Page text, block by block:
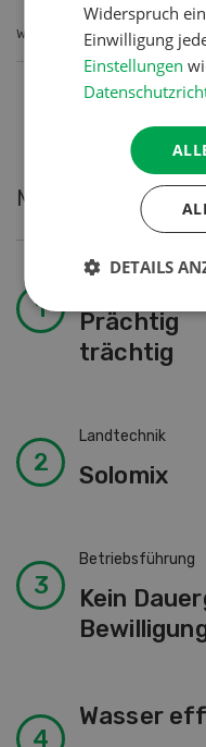
WEITERLESEN
Meistgelesene
Prächtig
trächtig
Landtechnik
Solomix
Betriebsführung
Kein
Wasser
Widerspruch
Einwilligung
Einstellungen
DETAILS